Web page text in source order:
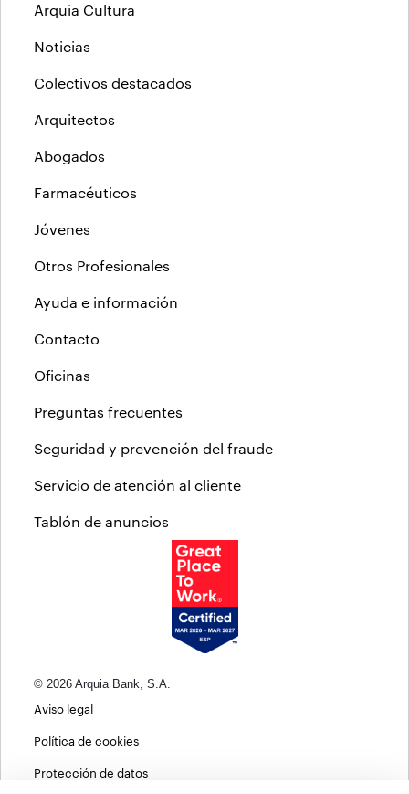
Arquia Cultura
Noticias
Colectivos destacados
Arquitectos
Abogados
Farmacéuticos
Jóvenes
Otros Profesionales
Ayuda e información
Contacto
Oficinas
Preguntas frecuentes
Seguridad y prevención del fraude
Servicio de atención al cliente
Tablón de anuncios
© 2026 Arquia Bank, S.A.
Aviso legal
Política de cookies
Protección de datos